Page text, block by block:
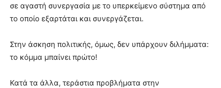
σε αγαστή συνεργασία με το υπερκείμενο σύστημα από
το οποίο εξαρτάται και συνεργάζεται.
Στην άσκηση πολιτικής, όμως, δεν υπάρχουν διλήμματα:
το κόμμα μπαίνει πρώτο!
Κατά τα άλλα, τεράστια προβλήματα στην